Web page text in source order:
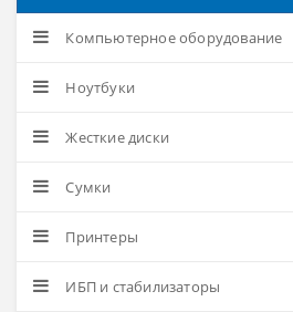
Компьютерное оборудование
Ноутбуки
Жесткие диски
Сумки
Принтеры
ИБП и стабилизаторы